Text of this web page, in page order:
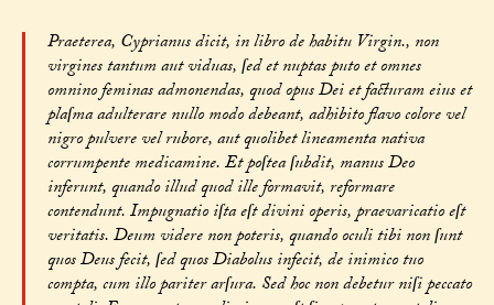
Praeterea, Cyprianus dicit, in libro de habitu Virgin., non
virgines tantum aut viduas, ſed et nuptas puto et omnes
omnino feminas admonendas, quod opus Dei et facturam eius et
plaſma adulterare nullo modo debeant, adhibito flavo colore vel
nigro pulvere vel rubore, aut quolibet lineamenta nativa
corrumpente medicamine. Et poſtea ſubdit, manus Deo
inferunt, quando illud quod ille formavit, reformare
contendunt. Impugnatio iſta eſt divini operis, praevaricatio eſt
veritatis. Deum videre non poteris, quando oculi tibi non ſunt
quos Deus fecit, ſed quos Diabolus infecit, de inimico tuo
compta, cum illo pariter arſura. Sed hoc non debetur niſi peccato